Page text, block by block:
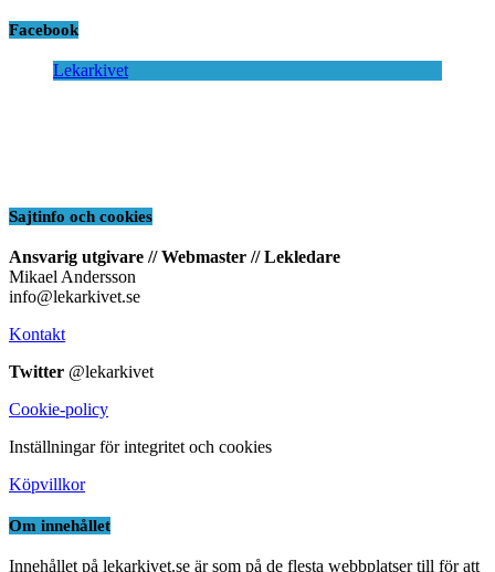
Facebook
Lekarkivet
Sajtinfo och cookies
Ansvarig utgivare // Webmaster // Lekledare
Mikael Andersson
info@lekarkivet.se
Kontakt
Twitter @lekarkivet
Cookie-policy
Inställningar för integritet och cookies
Köpvillkor
Om innehållet
Innehållet på lekarkivet.se är som på de flesta webbplatser till för att